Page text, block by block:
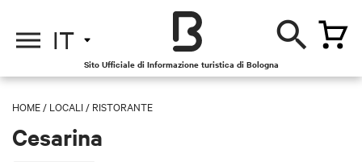
IT
Sito Ufficiale di Informazione turistica di Bologna
HOME / LOCALI / RISTORANTE
Cesarina